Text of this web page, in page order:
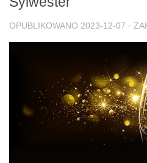
OPUBLIKOWANO 2023-12-07 ·